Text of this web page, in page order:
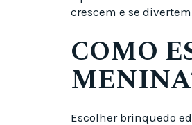
crescem e se
COMO
Escolher brinquedo